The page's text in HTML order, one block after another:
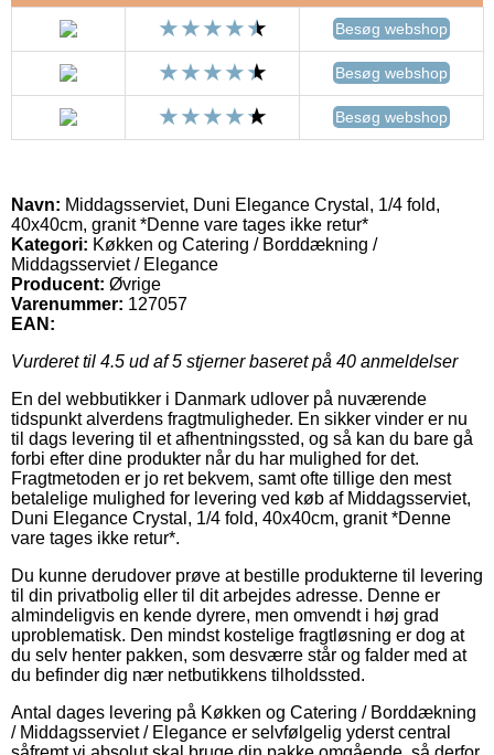
Besøg webshop
Besøg webshop
Besøg webshop
Navn: Middagsserviet, Duni Elegance Crystal, 1/4 fold,
40x40cm, granit *Denne vare tages ikke retur*
Kategori: Køkken og Catering / Borddækning /
Middagsserviet / Elegance
Producent: Øvrige
Varenummer: 127057
EAN:
Vurderet til 4.5 ud af 5 stjerner baseret på 40 anmeldelser
En del webbutikker i Danmark udlover på nuværende
tidspunkt alverdens fragtmuligheder. En sikker vinder er nu
til dags levering til et afhentningssted, og så kan du bare gå
forbi efter dine produkter når du har mulighed for det.
Fragtmetoden er jo ret bekvem, samt ofte tillige den mest
betalelige mulighed for levering ved køb af Middagsserviet,
Duni Elegance Crystal, 1/4 fold, 40x40cm, granit *Denne
vare tages ikke retur*.
Du kunne derudover prøve at bestille produkterne til levering
til din privatbolig eller til dit arbejdes adresse. Denne er
almindeligvis en kende dyrere, men omvendt i høj grad
uproblematisk. Den mindst kostelige fragtløsning er dog at
du selv henter pakken, som desværre står og falder med at
du befinder dig nær netbutikkens tilholdssted.
Antal dages levering på Køkken og Catering / Borddækning
/ Middagsserviet / Elegance er selvfølgelig yderst central